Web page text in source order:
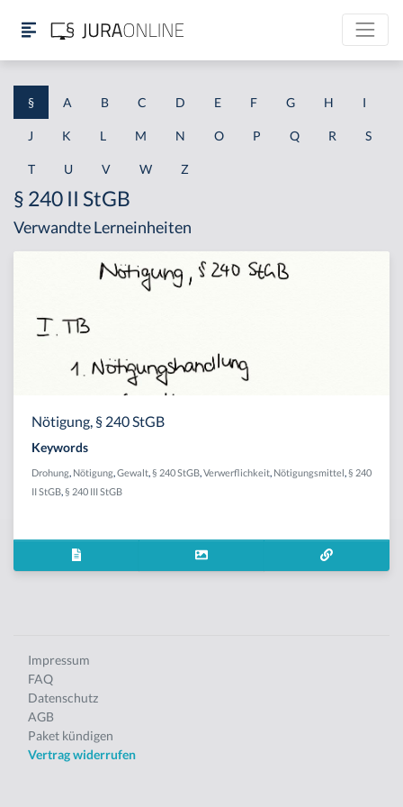
§ A B C D E F G H I
J K L M N O P Q R S
T U V W Z
§ 240 II StGB
Verwandte Lerneinheiten
Nötigung, § 240 StGB
Keywords
Drohung Nötigung Gewalt § 240 StGB Verwerflichkeit Nötigungsmittel § 240
II StGB § 240 III StGB
Impressum
FAQ
Datenschutz
AGB
Paket kündigen
Vertrag widerrufen